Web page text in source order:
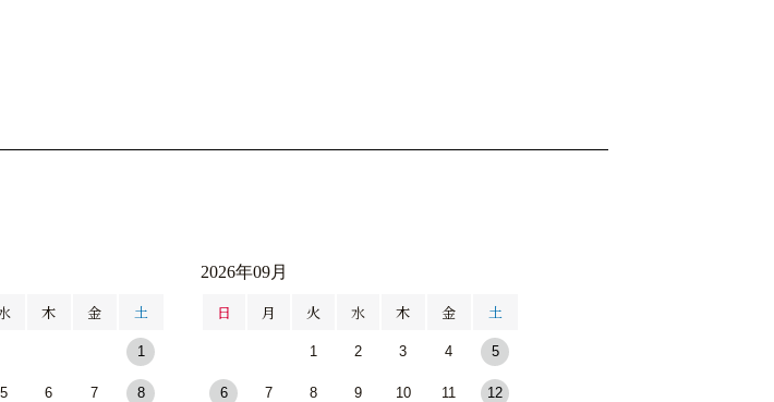
木 金 土
1
5 6 7 8
2026年09月
日 月 火 水 木 金 土
1 2 3 4 5
6 7 8 9 10 11 12